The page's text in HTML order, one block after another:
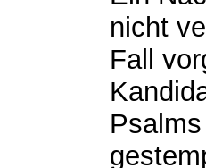
nicht
Fall